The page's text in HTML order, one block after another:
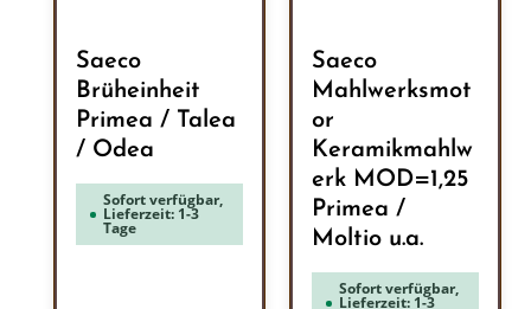
Saeco
Brüheinheit
Primea / Talea
/ Odea
Sofort verfügbar,
Lieferzeit: 1-3
Tage
Saeco
Mahlwerksmot
or
Keramikmahlw
erk MOD=1,25
Primea /
Moltio u.a.
Sofort verfügbar,
Lieferzeit: 1-3